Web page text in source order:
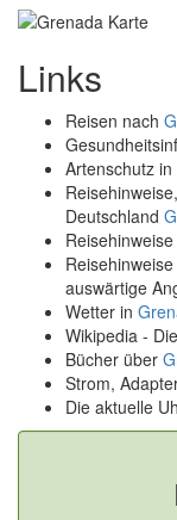
Links
Reisen nach
Artenschutz in
Deutschland
auswärtige
Wetter in
Wikipedia -
Bücher über
Strom,
Die aktuelle